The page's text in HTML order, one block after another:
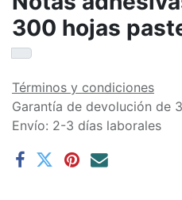
300 hojas
Términos y condiciones
Garantía de devolución de
Envío: 2-3 días laborales